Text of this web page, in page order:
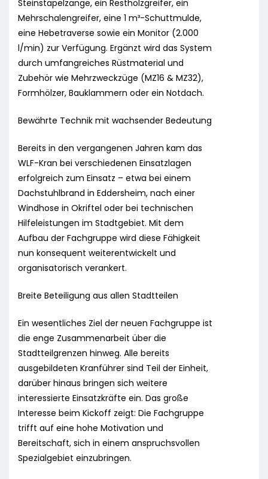
Steinstapelzange, ein Restholzgreifer, ein
Mehrschalengreifer, eine 1 m³-Schuttmulde,
eine Hebetraverse sowie ein Monitor (2.000
l/min) zur Verfügung. Ergänzt wird das System
durch umfangreiches Rüstmaterial und
Zubehör wie Mehrzweckzüge (MZ16 & MZ32),
Formhölzer, Bauklammern oder ein Notdach.
Bewährte Technik mit wachsender Bedeutung
Bereits in den vergangenen Jahren kam das
WLF-Kran bei verschiedenen Einsatzlagen
erfolgreich zum Einsatz – etwa bei einem
Dachstuhlbrand in Eddersheim, nach einer
Windhose in Okriftel oder bei technischen
Hilfeleistungen im Stadtgebiet. Mit dem
Aufbau der Fachgruppe wird diese Fähigkeit
nun konsequent weiterentwickelt und
organisatorisch verankert.
Breite Beteiligung aus allen Stadtteilen
Ein wesentliches Ziel der neuen Fachgruppe ist
die enge Zusammenarbeit über die
Stadtteilgrenzen hinweg. Alle bereits
ausgebildeten Kranführer sind Teil der Einheit,
darüber hinaus bringen sich weitere
interessierte Einsatzkräfte ein. Das große
Interesse beim Kickoff zeigt: Die Fachgruppe
trifft auf eine hohe Motivation und
Bereitschaft, sich in einem anspruchsvollen
Spezialgebiet einzubringen.